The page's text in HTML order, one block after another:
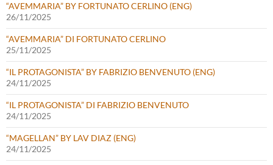
“AVEMMARIA” BY FORTUNATO CERLINO (ENG)
26/11/2025
“AVEMMARIA” DI FORTUNATO CERLINO
25/11/2025
“IL PROTAGONISTA” BY FABRIZIO BENVENUTO (ENG)
24/11/2025
“IL PROTAGONISTA” DI FABRIZIO BENVENUTO
24/11/2025
“MAGELLAN” BY LAV DIAZ (ENG)
24/11/2025